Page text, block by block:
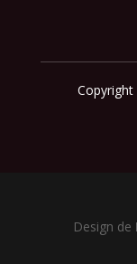
Copyright
Design de